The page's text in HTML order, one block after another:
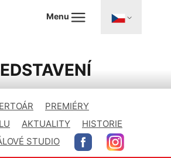
Menu
PREMIÉRY
AKTUALITY
HISTORIE
STUDIO